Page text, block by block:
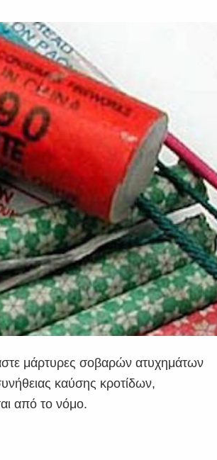
μάρτυρες σοβαρών ατυχημάτων
καύσης κροτίδων,
από το νόμο.